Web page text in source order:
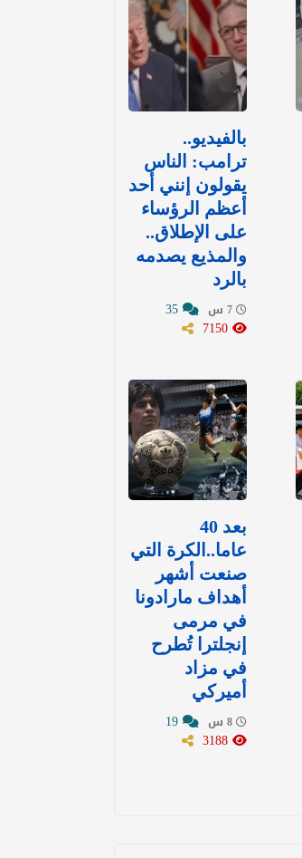
بالفيديو..
ترامب: الناس
يقولون إنني أحد
أعظم الرؤساء
على الإطلاق..
والمذيع يصدمه
بالرد
بعد 40
عاما..الكرة التي
صنعت أشهر
أهداف مارادونا
في مرمى
إنجلترا تُطرح
في مزاد
أميركي